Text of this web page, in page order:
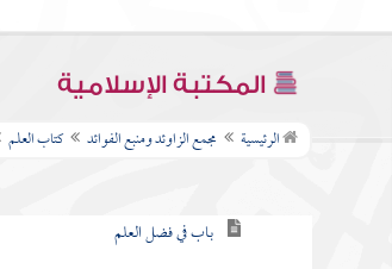
المكتبة الإسلامية
الرئيسية مجمع الزاوئد ومنبع الفوائد كتاب العلم
خطبة الكتاب
كتاب الإيمان
كتاب العلم
باب في فضل العلم